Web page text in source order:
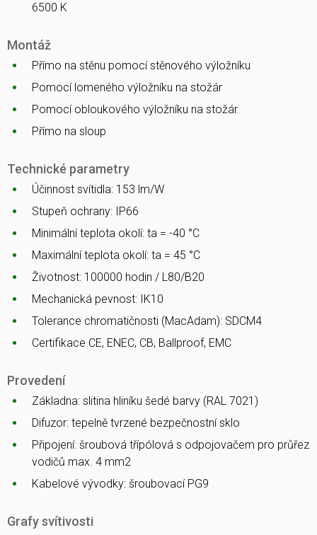
6500 K
Montáž
Přímo na stěnu pomocí stěnového výložníku
Pomocí lomeného výložníku na stožár
Pomocí obloukového výložníku na stožár
Přímo na sloup
Technické parametry
Účinnost svítidla: 153 lm/W
Stupeň ochrany: IP66
Minimální teplota okolí: ta = -40 °C
Maximální teplota okolí: ta = 45 °C
Životnost: 100000 hodin / L80/B20
Mechanická pevnost: IK10
Tolerance chromatičnosti (MacAdam): SDCM4
Certifikace CE, ENEC, CB, Ballproof, EMC
Provedení
Základna: slitina hliníku šedé barvy (RAL 7021)
Difuzor: tepelně tvrzené bezpečnostní sklo
Připojení: šroubová třípólová s odpojovačem pro průřez
vodičů max. 4 mm2
Kabelové vývodky: šroubovací PG9
Grafy svítivosti